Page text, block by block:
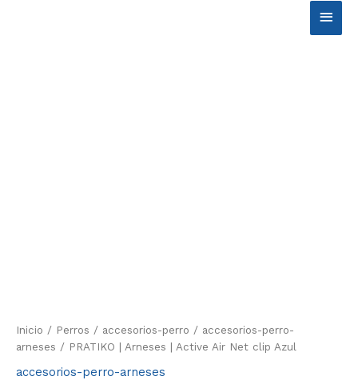
Inicio / Perros / accesorios-perro / accesorios-perro-
arneses / PRATIKO | Arneses | Active Air Net clip Azul
accesorios-perro-arneses